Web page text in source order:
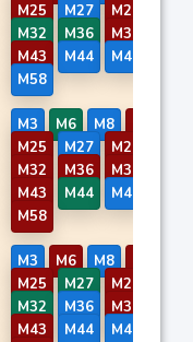
M25
M27 M29
M32
M36 M37
M43
M44 M46
M58
M3 M6 M8
M25
M27 M29
M32
M36 M37
M43
M44 M46
M58
M3 M6 M8
M25
M27 M29
M32
M36 M37
M43
M44 M46